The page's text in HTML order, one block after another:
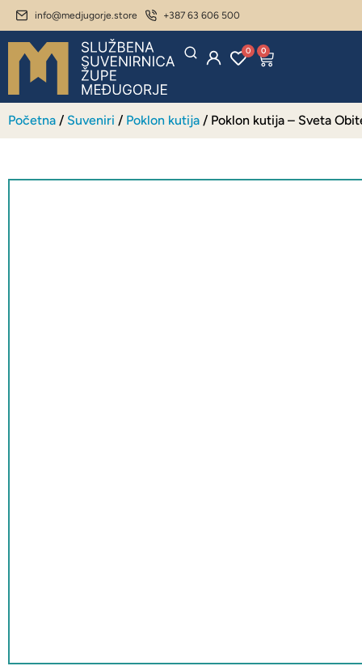
info@medjugorje.store +387 63 606 500
0 0
Početna / Suveniri / Poklon kutija / Poklon kutija – Sveta